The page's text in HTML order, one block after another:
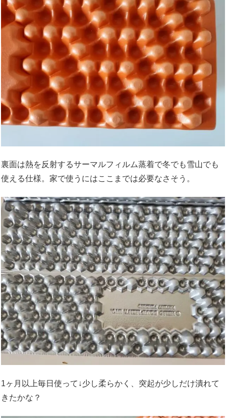
裏面は熱を反射するサーマルフィルム蒸着で冬でも雪山でも
使える仕様。家で使うにはここまでは必要なさそう。
1ヶ月以上毎日使って↓少し柔らかく、突起が少しだけ潰れて
きたかな？